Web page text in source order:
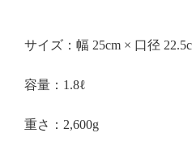
サイズ：幅 25cm × 口径
容量：1.8ℓ
重さ：2,600g